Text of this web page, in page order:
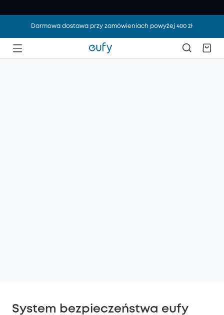
Darmowa dostawa przy zamówieniach powyżej 400 zł
System bezpieczeństwa eufy